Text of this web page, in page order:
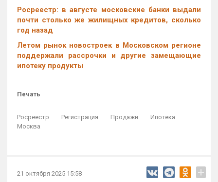
Росреестр: в августе московские банки выдали
почти столько же жилищных кредитов, сколько
год назад
Летом рынок новостроек в Московском регионе
поддержали рассрочки и другие замещающие
ипотеку продукты
Печать
Росреестр Регистрация Продажи
Ипотека
Москва
21 октября 2025 15:58 +